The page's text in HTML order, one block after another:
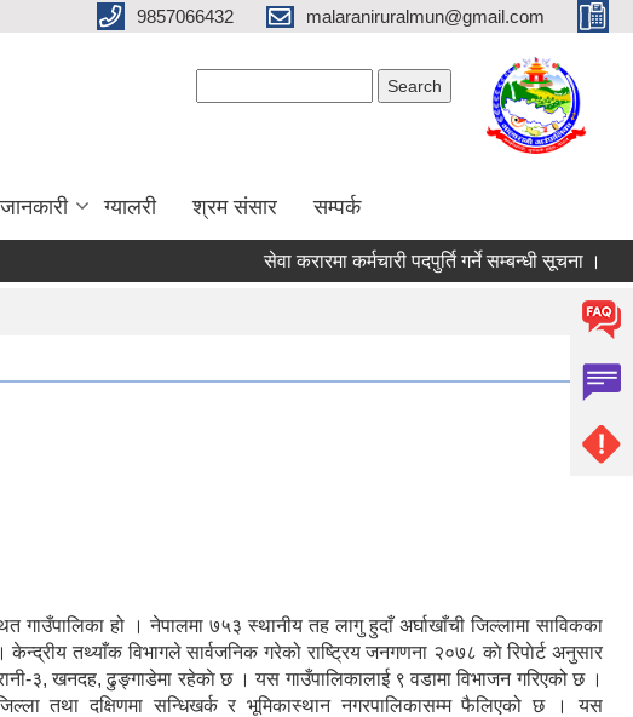
9857066432 malaraniruralmun@gmail.com
ग्यालरी श्रम संसार सम्पर्क
सेवा करारमा कर्मचारी पदपुर्ति गर्ने सम्बन्धी सूचना ।
गाउँपालिका हो । नेपालमा ७५३ स्थानीय तह लागु हुदाँ अर्घाखाँची जिल्लामा साविकका
तथ्याँक विभागले सार्वजनिक गरेको राष्ट्रिय जनगणना २०७८ काे रिपाेर्ट अनुसार
३, खनदह, ढुङ्गाडेमा रहेकाे छ । यस गाउँपालिकालाई ९ वडामा विभाजन गरिएको छ ।
जिल्ला तथा दक्षिणमा सन्धिखर्क र भूमिकास्थान नगरपालिकासम्म फैलिएको छ । यस